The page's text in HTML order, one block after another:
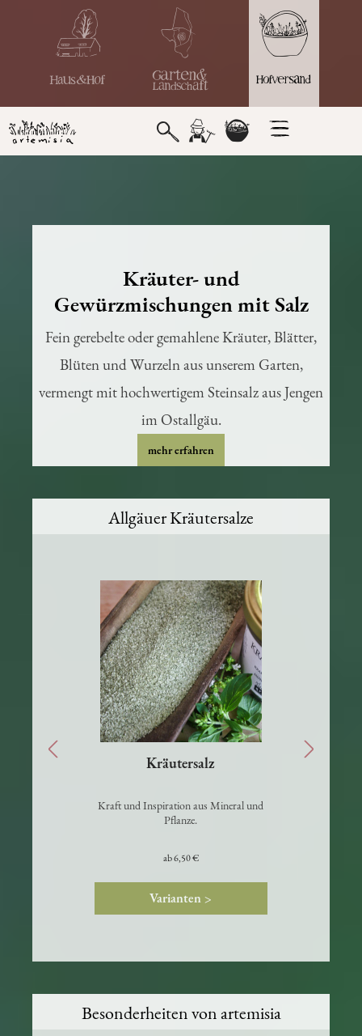
Kräuter- und
Gewürzmischungen mit Salz
Fein gerebelte oder gemahlene Kräuter, Blätter,
Blüten und Wurzeln aus unserem Garten,
vermengt mit hochwertigem Steinsalz aus Jengen
im Ostallgäu.
mehr erfahren
Allgäuer Kräutersalze
Kräutersalz
Kraft und Inspiration aus Mineral und
Pflanze.
ab6,50 €
Varianten >
Besonderheiten von artemisia